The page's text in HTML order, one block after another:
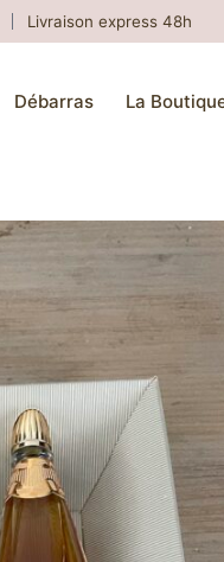
Livraison express 48h
Débarras La